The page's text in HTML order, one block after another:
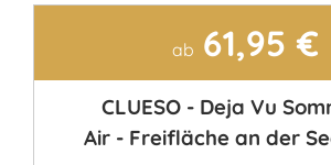
ab 61,95 €
CLUESO - Deja Vu
Air - Freifläche an der